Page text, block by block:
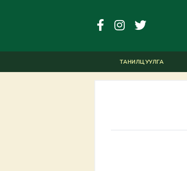
ТАНИЛЦУУЛГА